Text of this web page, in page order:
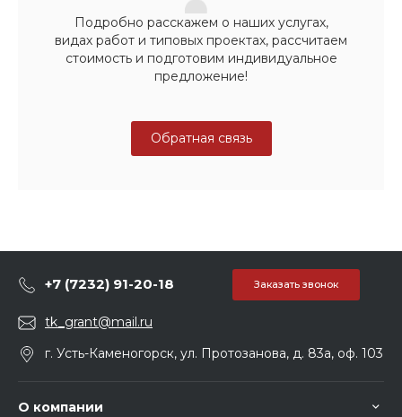
Подробно расскажем о наших услугах,
видах работ и типовых проектах, рассчитаем
стоимость и подготовим индивидуальное
предложение!
Обратная связь
+7 (7232) 91-20-18 Заказать звонок
tk_grant@mail.ru
г. Усть-Каменогорск, ул. Протозанова, д. 83а, оф. 103
О компании